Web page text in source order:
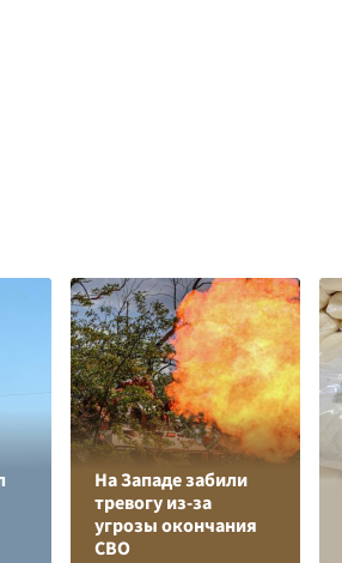
На Западе забили
тревогу из-за
угрозы окончания
СВО